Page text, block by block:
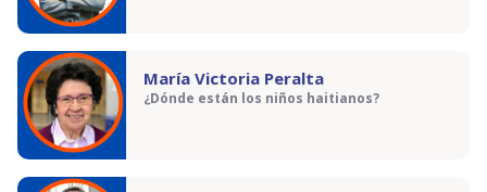
María Victoria Peralta
¿Dónde están los niños haitianos?